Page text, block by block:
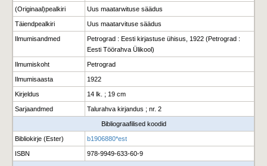
(Originaal)pealkiri Uus maatarwituse säädus
Täiendpealkiri Uus maatarvituse säädus
Ilmumisandmed
Petrograd : Eesti kirjastuse ühisus, 1922 (Petrograd :
Eesti Töörahva Ülikool)
Ilmumiskoht Petrograd
Ilmumisaasta 1922
Kirjeldus 14 lk. ; 19 cm
Sarjaandmed Talurahva kirjandus ; nr. 2
Bibliograafilised koodid
Bibliokirje (Ester) b1906880*est
ISBN 978-9949-633-60-9